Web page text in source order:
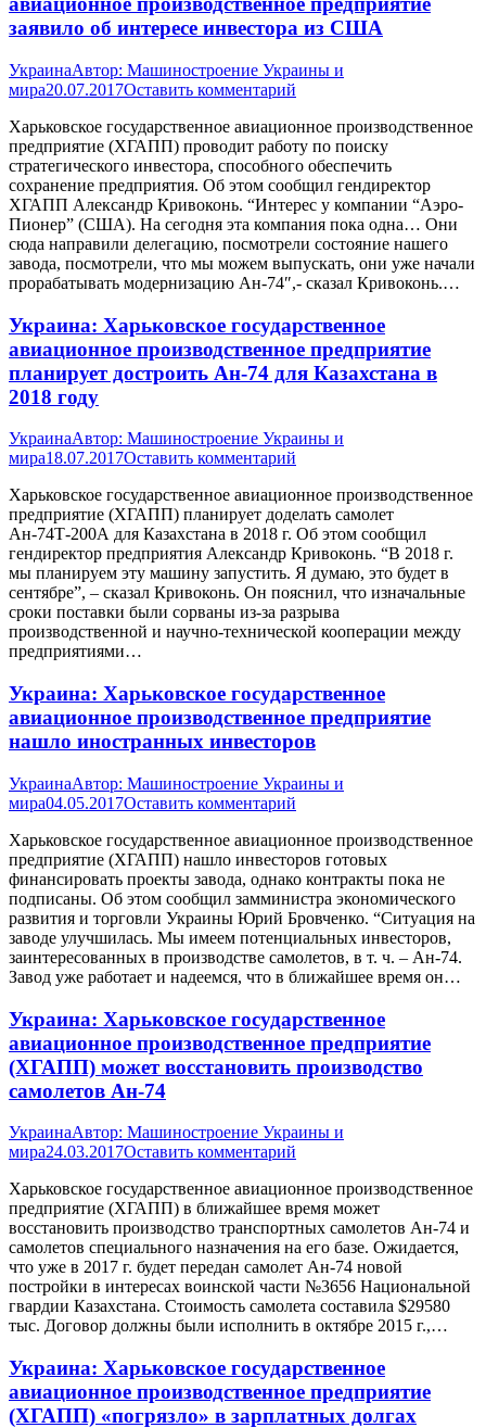
заявило об интересе инвестора из США
УкраинаАвтор: Машиностроение Украины и
мира20.07.2017Оставить комментарий
Харьковское государственное авиационное производственное
предприятие (ХГАПП) проводит работу по поиску
стратегического инвестора, способного обеспечить
сохранение предприятия. Об этом сообщил гендиректор
ХГАПП Александр Кривоконь. “Интерес у компании “Аэро-
Пионер” (США). На сегодня эта компания пока одна… Они
сюда направили делегацию, посмотрели состояние нашего
завода, посмотрели, что мы можем выпускать, они уже начали
прорабатывать модернизацию Ан-74″,- сказал Кривоконь.…
Украина: Харьковское государственное
авиационное производственное предприятие
планирует достроить Ан-74 для Казахстана в
2018 году
УкраинаАвтор: Машиностроение Украины и
мира18.07.2017Оставить комментарий
Харьковское государственное авиационное производственное
предприятие (ХГАПП) планирует доделать самолет
Ан-74Т-200А для Казахстана в 2018 г. Об этом сообщил
гендиректор предприятия Александр Кривоконь. “В 2018 г.
мы планируем эту машину запустить. Я думаю, это будет в
сентябре”, – сказал Кривоконь. Он пояснил, что изначальные
сроки поставки были сорваны из-за разрыва
производственной и научно-технической кооперации между
предприятиями…
Украина: Харьковское государственное
авиационное производственное предприятие
нашло иностранных инвесторов
УкраинаАвтор: Машиностроение Украины и
мира04.05.2017Оставить комментарий
Харьковское государственное авиационное производственное
предприятие (ХГАПП) нашло инвесторов готовых
финансировать проекты завода, однако контракты пока не
подписаны. Об этом сообщил замминистра экономического
развития и торговли Украины Юрий Бровченко. “Ситуация на
заводе улучшилась. Мы имеем потенциальных инвесторов,
заинтересованных в производстве самолетов, в т. ч. – Ан-74.
Завод уже работает и надеемся, что в ближайшее время он…
Украина: Харьковское государственное
авиационное производственное предприятие
(ХГАПП) может восстановить производство
самолетов Ан-74
УкраинаАвтор: Машиностроение Украины и
мира24.03.2017Оставить комментарий
Харьковское государственное авиационное производственное
предприятие (ХГАПП) в ближайшее время может
восстановить производство транспортных самолетов Ан-74 и
самолетов специального назначения на его базе. Ожидается,
что уже в 2017 г. будет передан самолет Ан-74 новой
постройки в интересах воинской части №3656 Национальной
гвардии Казахстана. Стоимость самолета составила $29580
тыс. Договор должны были исполнить в октябре 2015 г.,…
Украина: Харьковское государственное
авиационное производственное предприятие
(ХГАПП) «погрязло» в зарплатных долгах